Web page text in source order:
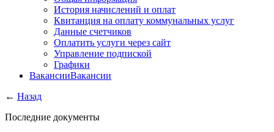
История начислений и оплат
Квитанция на оплату коммунальных услуг
Данные счетчиков
Оплатить услуги через сайт
Управление подпиской
Графики
ВакансииВакансии
← Назад
Последние документы